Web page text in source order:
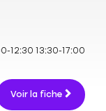
12:30 13:30-17:00
Voir la fiche